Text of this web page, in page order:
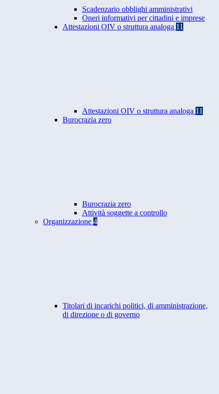
Scadenzario obblighi amministrativi
Oneri informativi per cittadini e imprese
Attestazioni OIV o struttura analoga 11
Attestazioni OIV o struttura analoga 11
Burocrazia zero
Burocrazia zero
Attività soggette a controllo
Organizzazione 4
Titolari di incarichi politici, di amministrazione,
di direzione o di governo